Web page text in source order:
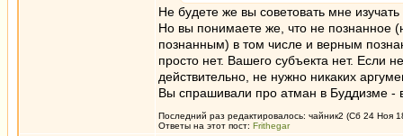
Не будете же вы советовать мне
Но вы понимаете же, что не познанное
познанным) в том числе и верным
просто нет. Вашего субъекта нет. Если
действительно, не нужно никаких
Вы спрашивали про атман в Буддизме -
Последний раз редактировалось: чайник2 (Сб 24 Ноя
Ответы на этот пост: Frithegar